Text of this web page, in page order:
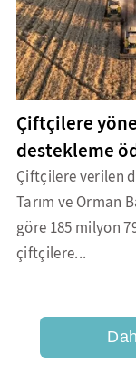
Çiftçilere
destekleme
Çiftçilere verilen
Tarım ve Orman
göre 185 milyon
çiftçilere...